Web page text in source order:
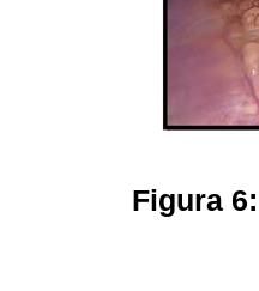
Figura 6: